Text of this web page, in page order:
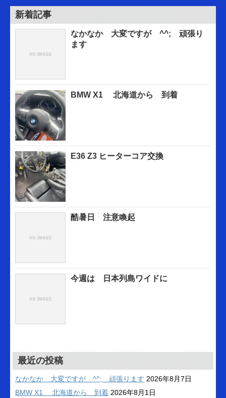
新着記事
なかなか 大変ですが ^^; 頑張り
ます
BMW X1 北海道から 到着
E36 Z3 ヒーターコア交換
酷暑日 注意喚起
今週は 日本列島ワイドに
最近の投稿
なかなか 大変ですが ^^; 頑張ります 2026年8月7日
BMW X1 北海道から 到着 2026年8月1日